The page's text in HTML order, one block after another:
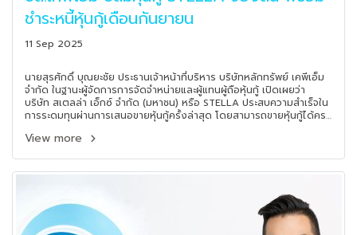
ชำระหนี้หุ้นกู้เดือนกันยายน
11 Sep 2025
นายสุรศักดิ์ บุณยะชัย ประธานเจ้าหน้าที่บริหาร บริษัทหลักทรัพย์ เคพีเอ็ม
จำกัด ในฐานะผู้จัดการการจัดจำหน่ายและผู้แทนผู้ถือหุ้นกู้ เปิดเผยว่า
บริษัท สเตลล่า เอ็กซ์ จำกัด (มหาชน) หรือ STELLA ประสบความสำเร็จใน
การระดมทุนผ่านการเสนอขายหุ้นกู้ครั้งล่าสุด โดยสามารถขายหุ้นกู้ได้ครบ
โดยมียอดจองเกินกว่าที่กำหนดไว้ ซึ่งเป็นสัญญาณเชิงบวกต่อความน่า
View more